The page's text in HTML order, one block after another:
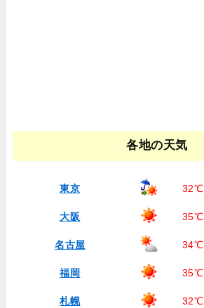
各地の天気
東京 32℃
大阪 35℃
名古屋 34℃
福岡 35℃
札幌 32℃